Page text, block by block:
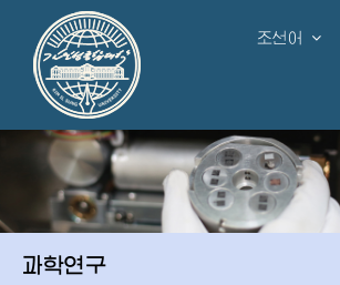
조선어
과학연구